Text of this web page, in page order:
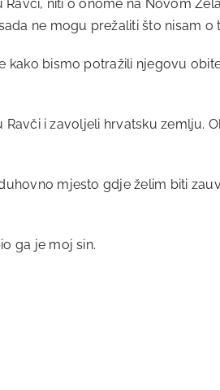
niti o onome na Novom
ne mogu prežaliti što nisam o
bismo potražili njegovu
i zavoljeli hrvatsku zemlju.
mjesto gdje želim biti
ga je moj sin.